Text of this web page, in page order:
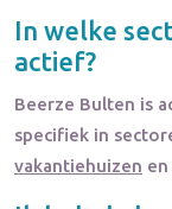
In welke
actief?
Beerze Bulten is
specifiek in
vakantiehuizen en